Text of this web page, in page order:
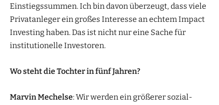
Einstiegssummen. Ich bin davon überzeugt, dass viele
Privatanleger ein großes Interesse an echtem Impact
Investing haben. Das ist nicht nur eine Sache für
institutionelle Investoren.
Wo steht die Tochter in fünf Jahren?
Marvin Mechelse: Wir werden ein größerer sozial-